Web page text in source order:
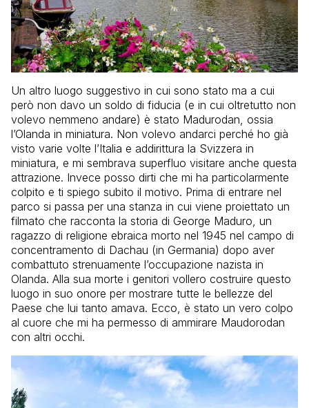
Un altro luogo suggestivo in cui sono stato ma a cui
però non davo un soldo di fiducia (e in cui oltretutto non
volevo nemmeno andare) è stato Madurodan, ossia
l’Olanda in miniatura. Non volevo andarci perché ho già
visto varie volte l’Italia e addirittura la Svizzera in
miniatura, e mi sembrava superfluo visitare anche questa
attrazione. Invece posso dirti che mi ha particolarmente
colpito e ti spiego subito il motivo. Prima di entrare nel
parco si passa per una stanza in cui viene proiettato un
filmato che racconta la storia di George Maduro, un
ragazzo di religione ebraica morto nel 1945 nel campo di
concentramento di Dachau (in Germania) dopo aver
combattuto strenuamente l’occupazione nazista in
Olanda. Alla sua morte i genitori vollero costruire questo
luogo in suo onore per mostrare tutte le bellezze del
Paese che lui tanto amava. Ecco, è stato un vero colpo
al cuore che mi ha permesso di ammirare Maudorodan
con altri occhi.